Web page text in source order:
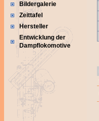
Bildergalerie
Zeittafel
Hersteller
Entwicklung der
Dampflokomotive